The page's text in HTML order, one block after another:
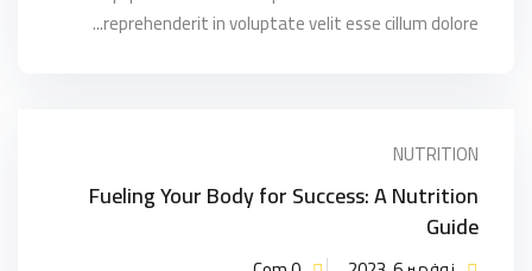
reprehenderit in voluptate velit esse cillum dolore...
NUTRITION
Fueling Your Body for Success: A Nutrition
Guide